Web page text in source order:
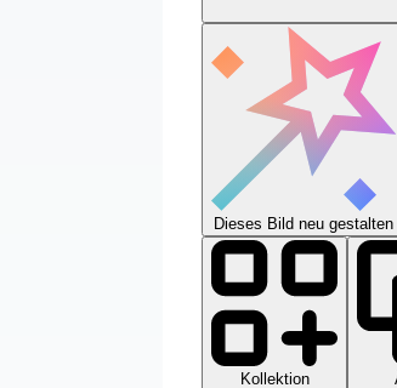
Dieses Bild neu gestalten
Kollektion